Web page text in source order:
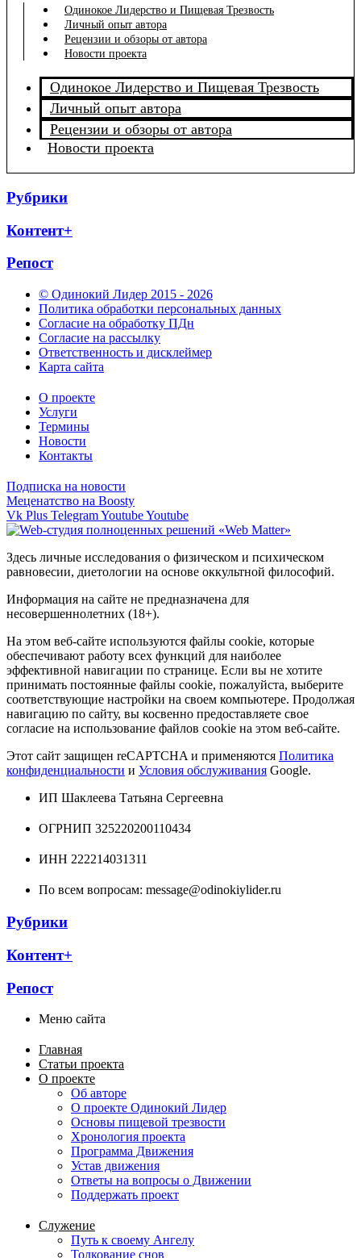
Одинокое Лидерство и Пищевая Трезвость
Личный опыт автора
Рецензии и обзоры от автора
Новости проекта
Одинокое Лидерство и Пищевая Трезвость
Личный опыт автора
Рецензии и обзоры от автора
Новости проекта
Рубрики
Контент+
Репост
© Одинокий Лидер 2015 - 2026
Политика обработки персональных данных
Согласие на обработку ПДн
Согласие на рассылку
Ответственность и дисклеймер
Карта сайта
О проекте
Услуги
Термины
Новости
Контакты
Подписка на новости
Меценатство на Boosty
Vk Plus TelegramYoutubeYoutube
Здесь личные исследования о физическом и психическом
равновесии, диетологии на основе оккультной философий.
Информация на сайте не предназначена для
несовершеннолетних (18+).
На этом веб-сайте используются файлы cookie, которые
обеспечивают работу всех функций для наиболее
эффективной навигации по странице. Если вы не хотите
принимать постоянные файлы cookie, пожалуйста, выберите
соответствующие настройки на своем компьютере. Продолжая
навигацию по сайту, вы косвенно предоставляете свое
согласие на использование файлов cookie на этом веб-сайте.
Этот сайт защищен reCAPTCHA и применяются Политика
конфиденциальности и Условия обслуживания Google.
ИП Шаклеева Татьяна Сергеевна
ОГРНИП 325220200110434
ИНН 222214031311
По всем вопросам: message@odinokiylider.ru
Рубрики
Контент+
Репост
Меню сайта
Главная
Статьи проекта
О проекте
Об авторе
О проекте Одинокий Лидер
Основы пищевой трезвости
Хронология проекта
Программа Движения
Устав движения
Ответы на вопросы о Движении
Поддержать проект
Служение
Путь к своему Ангелу
Толкование снов